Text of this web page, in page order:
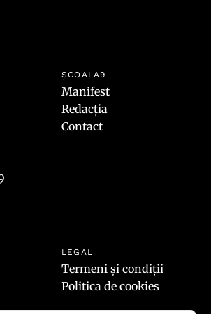
ȘCOALA9
Manifest
Redacția
Contact
LEGAL
Termeni și condiții
Politica de cookies